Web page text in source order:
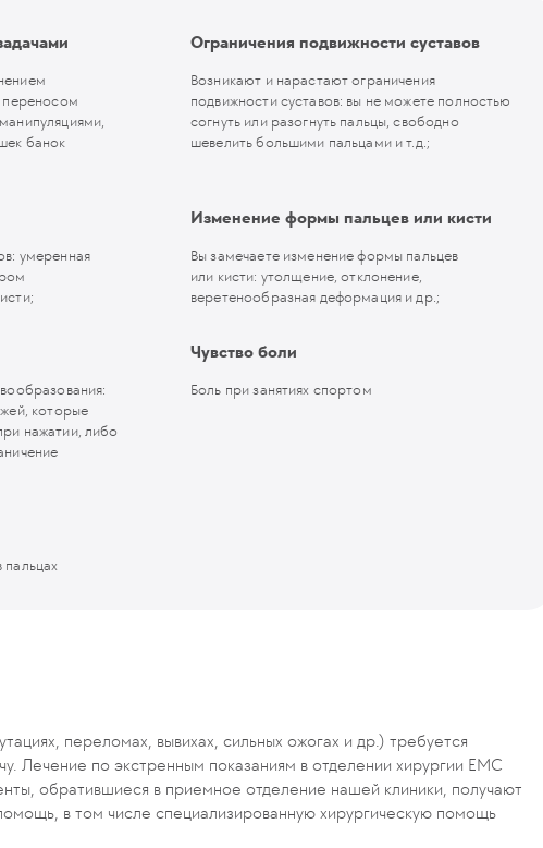
переносом
банок
Ограничения подвижности суставов
Возникают и нарастают ограничения
подвижности суставов: вы не можете полностью
согнуть или разогнуть пальцы, свободно
шевелить большими пальцами и т.д.;
умеренная
Изменение формы пальцев или кисти
Вы замечаете изменение формы пальцев
или кисти: утолщение, отклонение,
веретенообразная деформация и др.;
которые
нажатии, либо
Чувство боли
Боль при занятиях спортом
пальцах
переломах, вывихах, сильных ожогах и др.) требуется
Лечение по экстренным показаниям в отделении хирургии EMC
обратившиеся в приемное отделение нашей клиники, получают
в том числе специализированную хирургическую помощь